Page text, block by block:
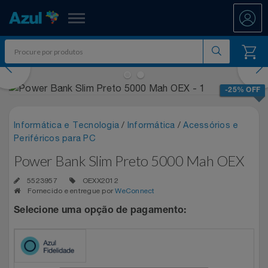
Azul Fidelidade
Shopping
7.8 PAYDAY
DIA DOS PAIS ATÉ 60% OFF
ENTRETENIMENTO PARA TODOS
Resgate
Asics
Associação Voar
Acumule Pontos
Abastece Aí
Meu Resgate Favorito
-25% OFF
Informática e Tecnologia/ Informática /Acessórios e
Periféricos para PC
Power Bank Slim Preto 5000 Mah OEX
5523957
OEXX2012
Fornecido e entregue porWeConnect
Selecione uma opção de pagamento: